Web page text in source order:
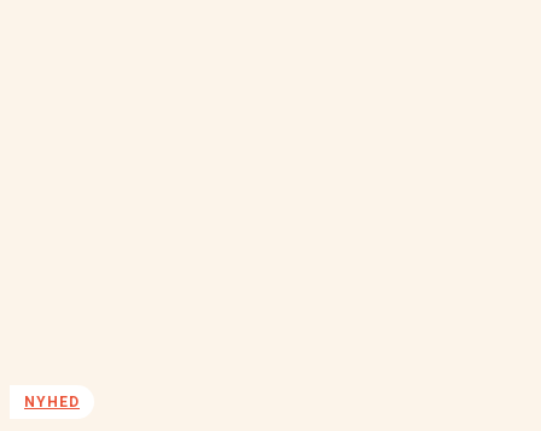
NYHED